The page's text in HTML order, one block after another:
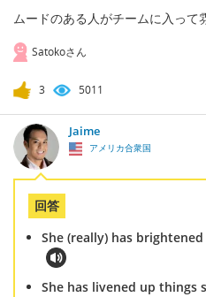
ムードのある人がチームに入って
Satokoさん
3 5011
Jaime
アメリカ合衆国
回答
She (really) has
She has livened up things